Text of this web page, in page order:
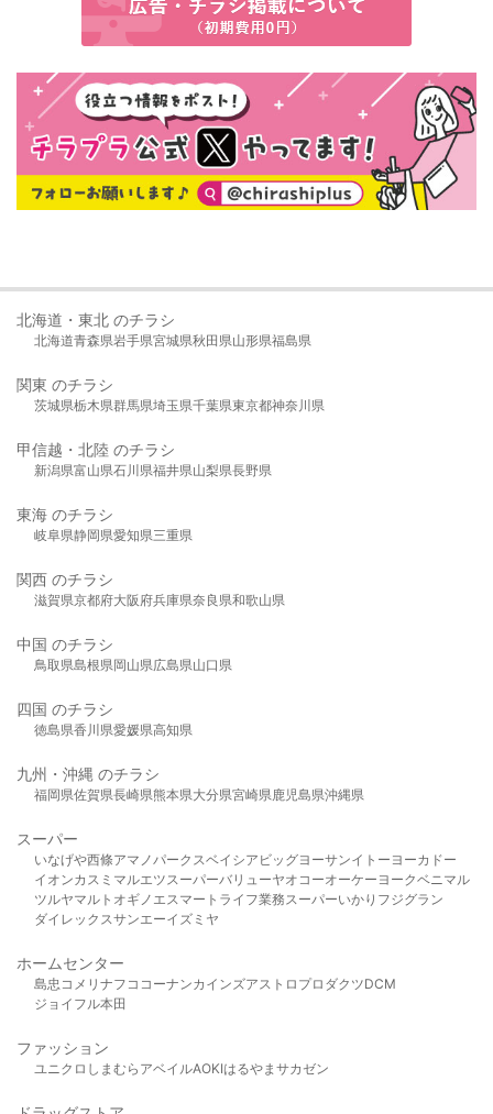
北海道・東北 のチラシ
北海道青森県岩手県宮城県秋田県山形県福島県
関東 のチラシ
茨城県栃木県群馬県埼玉県千葉県東京都神奈川県
甲信越・北陸 のチラシ
新潟県富山県石川県福井県山梨県長野県
東海 のチラシ
岐阜県静岡県愛知県三重県
関西 のチラシ
滋賀県京都府大阪府兵庫県奈良県和歌山県
中国 のチラシ
鳥取県島根県岡山県広島県山口県
四国 のチラシ
徳島県香川県愛媛県高知県
九州・沖縄 のチラシ
福岡県佐賀県長崎県熊本県大分県宮崎県鹿児島県沖縄県
スーパー
いなげや西條アマノパークスベイシア ビッグヨーサンイトーヨーカドー
イオンカスミ マルエツスーパーバリューヤオコーオーケー ヨークベニマル
ツルヤマルト オギノ エスマート ライフ業務スーパーいかり フジグラン
ダイレックスサンエーイズミヤ
ホームセンター
島忠 コメリ ナフコ コーナンカインズアストロプロダクツDCM
ジョイフル本田
ファッション
ユニクロ しまむら アベイルAOKIはるやま サカゼン